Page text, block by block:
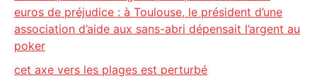
euros de préjudice : à Toulouse, le président d’une
association d’aide aux sans-abri dépensait l’argent au
poker
cet axe vers les plages est perturbé